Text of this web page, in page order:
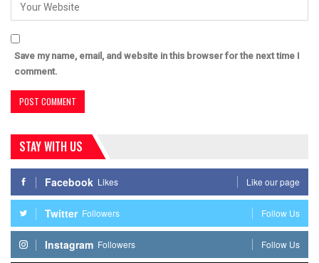
Save my name, email, and website in this browser for the next time I
comment.
STAY WITH US
Facebook Likes Like our page
Twitter Followers Follow Us
Instagram Followers Follow Us